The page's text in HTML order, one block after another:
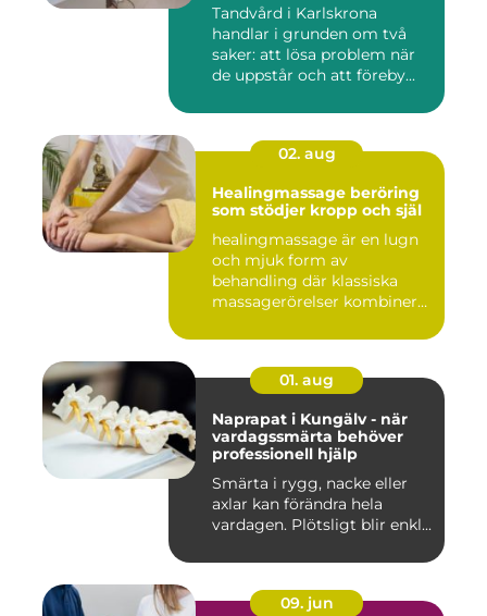
Tandvård i Karlskrona
handlar i grunden om två
saker: att lösa problem när
de uppstår och att föreby...
02. aug
Healingmassage beröring
som stödjer kropp och själ
healingmassage är en lugn
och mjuk form av
behandling där klassiska
massagerörelser kombineras
01. aug
Naprapat i Kungälv - när
vardagssmärta behöver
professionell hjälp
Smärta i rygg, nacke eller
axlar kan förändra hela
vardagen. Plötsligt blir enkl...
09. jun